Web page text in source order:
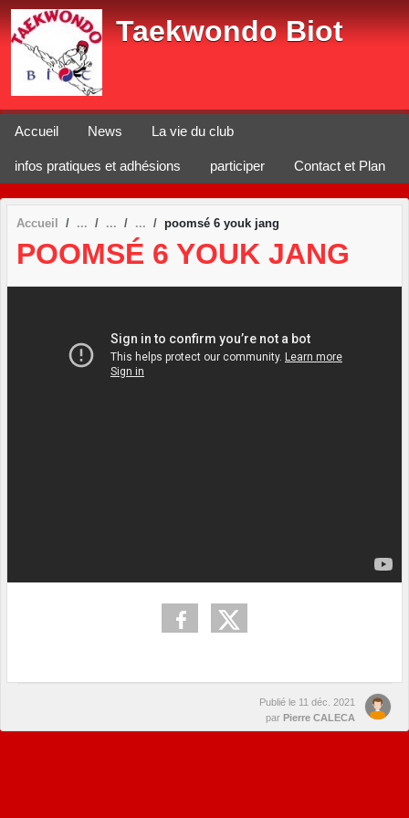
Taekwondo Biot
Accueil News La vie du club
infos pratiques et adhésions participer Contact et Plan
Accueil poomsé 6 youk jang
POOMSÉ 6 YOUK JANG
Publié le 11 déc. 2021
par Pierre CALECA
Panneau de gestion des cookies